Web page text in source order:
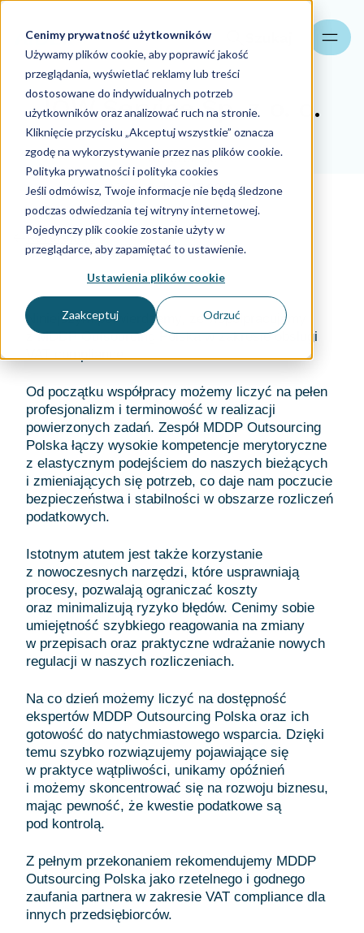
Cenimy prywatność użytkowników
Używamy plików cookie, aby poprawić jakość
przeglądania, wyświetlać reklamy lub treści
dostosowane do indywidualnych potrzeb
użytkowników oraz analizować ruch na stronie.
Kliknięcie przycisku „Akceptuj wszystkie” oznacza
zgodę na wykorzystywanie przez nas plików cookie.
Polityka prywatności i polityka cookies
Jeśli odmówisz, Twoje informacje nie będą śledzone
podczas odwiedzania tej witryny internetowej.
Pojedynczy plik cookie zostanie użyty w
przeglądarce, aby zapamiętać to ustawienie.
Ustawienia plików cookie
Zaakceptuj Odrzuć
IOW Service Sp. z o. o.
Referencje
Aider Polska 17.09.2025
Referencje
Niniejszym potwierdzamy, że współpracujemy
z MDDP Outsourcing Polska w zakresie obsługi
VAT compliance.
Od początku współpracy możemy liczyć na pełen
profesjonalizm i terminowość w realizacji
powierzonych zadań. Zespół MDDP Outsourcing
Polska łączy wysokie kompetencje merytoryczne
z elastycznym podejściem do naszych bieżących
i zmieniających się potrzeb, co daje nam poczucie
bezpieczeństwa i stabilności w obszarze rozliczeń
podatkowych.
Istotnym atutem jest także korzystanie
z nowoczesnych narzędzi, które usprawniają
procesy, pozwalają ograniczać koszty
oraz minimalizują ryzyko błędów. Cenimy sobie
umiejętność szybkiego reagowania na zmiany
w przepisach oraz praktyczne wdrażanie nowych
regulacji w naszych rozliczeniach.
Na co dzień możemy liczyć na dostępność
ekspertów MDDP Outsourcing Polska oraz ich
gotowość do natychmiastowego wsparcia. Dzięki
temu szybko rozwiązujemy pojawiające się
w praktyce wątpliwości, unikamy opóźnień
i możemy skoncentrować się na rozwoju biznesu,
mając pewność, że kwestie podatkowe są
pod kontrolą.
Z pełnym przekonaniem rekomendujemy MDDP
Outsourcing Polska jako rzetelnego i godnego
zaufania partnera w zakresie VAT compliance dla
innych przedsiębiorców.